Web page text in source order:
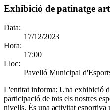
Exhibició de patinatge
Data:
17/12/2023
Hora:
17:00
Lloc:
Pavelló Municipal
L'entitat informa: Una exhibició
participació de tots els nostres
nivells. És una activitat esportiva